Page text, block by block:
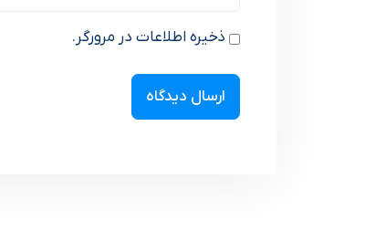
ذخیره اطلاعات در مرورگر.